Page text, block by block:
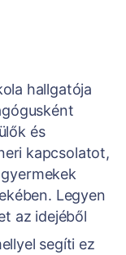
hallgatója
és
kapcsolatot,
Legyen
az idejéből
segíti ez